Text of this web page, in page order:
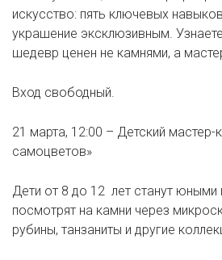
искусство: пять ключевых
украшение эксклюзивным.
шедевр ценен не камнями, а
Вход свободный.
21 марта, 12:00 – Детский мастер-
самоцветов»
Дети от 8 до 12 лет станут
посмотрят на камни через
рубины, танзаниты и другие